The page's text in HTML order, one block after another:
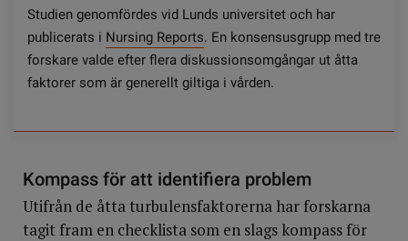
Studien genomfördes vid Lunds universitet och har
publicerats i Nursing Reports. En konsensusgrupp med tre
forskare valde efter flera diskussionsomgångar ut åtta
faktorer som är generellt giltiga i vården.
Kompass för att identifiera problem
Utifrån de åtta turbulensfaktorerna har forskarna
tagit fram en checklista som en slags kompass för